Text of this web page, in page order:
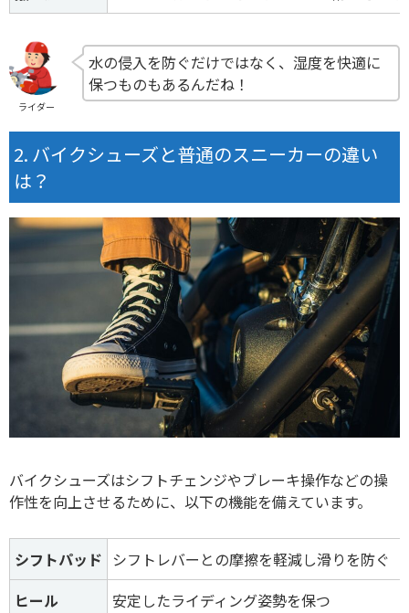
ライダー
水の侵入を防ぐだけではなく、湿度を快適に
保つものもあるんだね！
バイクシューズと普通のスニーカーの違い
は？
バイクシューズはシフトチェンジやブレーキ操作などの操
作性を向上させるために、以下の機能を備えています。
シフトパッド シフトレバーとの摩擦を軽減し滑りを防ぐ
ヒール
安定したライディング姿勢を保つ